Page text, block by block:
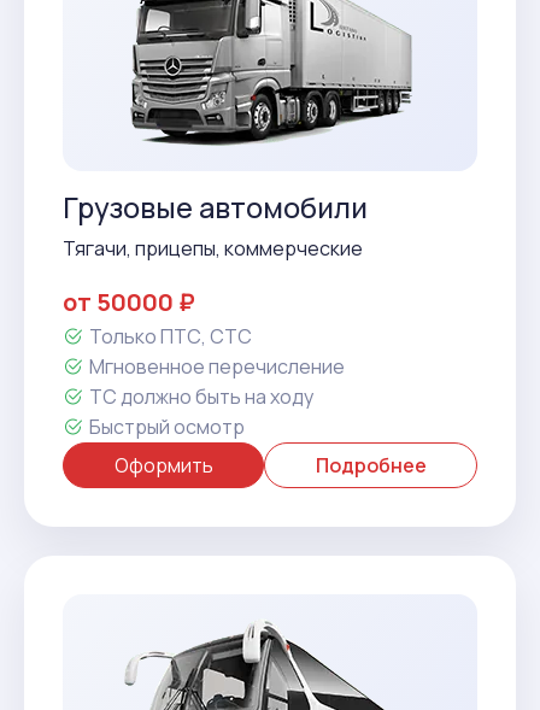
Грузовые автомобили
Тягачи, прицепы, коммерческие
от 50000 ₽
Только ПТС, СТС
Мгновенное перечисление
ТС должно быть на ходу
Быстрый осмотр
Оформить
Подробнее